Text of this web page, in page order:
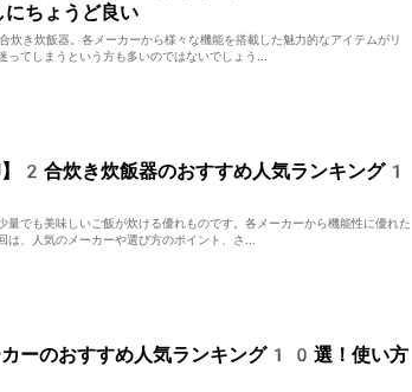
ちょうど良い
き炊飯器。各メーカーから様々な機能を搭載した魅力的なアイテムがリ
てしまうという方も多いのではないでしょう...
】2合炊き炊飯器のおすすめ人気ランキング1
でも美味しいご飯が炊ける優れものです。各メーカーから機能性に優れた
、人気のメーカーや選び方のポイント、さ...
カーのおすすめ人気ランキング10選！使い方